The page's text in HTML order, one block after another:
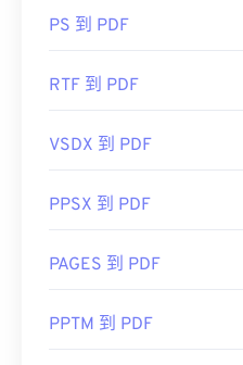
PS 到 PDF
RTF 到 PDF
VSDX 到 PDF
PPSX 到 PDF
PAGES 到 PDF
PPTM 到 PDF